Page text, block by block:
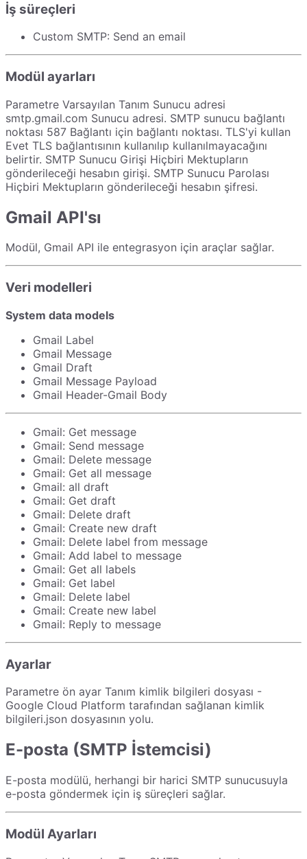
İş süreçleri
Custom SMTP: Send an email
Modül ayarları
Parametre Varsayılan Tanım Sunucu adresi
smtp.gmail.com Sunucu adresi. SMTP sunucu bağlantı
noktası 587 Bağlantı için bağlantı noktası. TLS'yi kullan
Evet TLS bağlantısının kullanılıp kullanılmayacağını
belirtir. SMTP Sunucu Girişi Hiçbiri Mektupların
gönderileceği hesabın girişi. SMTP Sunucu Parolası
Hiçbiri Mektupların gönderileceği hesabın şifresi.
Gmail API'sı
Modül, Gmail API ile entegrasyon için araçlar sağlar.
Veri modelleri
System data models
Gmail Label
Gmail Message
Gmail Draft
Gmail Message Payload
Gmail Header-Gmail Body
Gmail: Get message
Gmail: Send message
Gmail: Delete message
Gmail: Get all message
Gmail: all draft
Gmail: Get draft
Gmail: Delete draft
Gmail: Create new draft
Gmail: Delete label from message
Gmail: Add label to message
Gmail: Get all labels
Gmail: Get label
Gmail: Delete label
Gmail: Create new label
Gmail: Reply to message
Ayarlar
Parametre ön ayar Tanım kimlik bilgileri dosyası -
Google Cloud Platform tarafından sağlanan kimlik
bilgileri.json dosyasının yolu.
E-posta (SMTP İstemcisi)
E-posta modülü, herhangi bir harici SMTP sunucusuyla
e-posta göndermek için iş süreçleri sağlar.
Modül Ayarları